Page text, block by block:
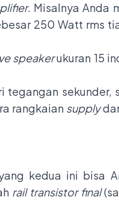
. Misalnya Anda
250 Watt rms
speakerukuran 15
tegangan sekunder,
rangkaiansupply
kedua ini bisa
rail transistor final